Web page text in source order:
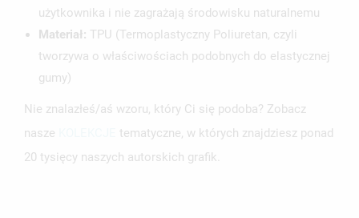
użytkownika i nie zagrażają środowisku naturalnemu
Materiał: TPU (Termoplastyczny Poliuretan, czyli
tworzywa o właściwościach podobnych do elastycznej
gumy)
Nie znalazłeś/aś wzoru, który Ci się podoba? Zobacz
nasze
tematyczne, w których znajdziesz ponad
20 tysięcy naszych autorskich grafik.